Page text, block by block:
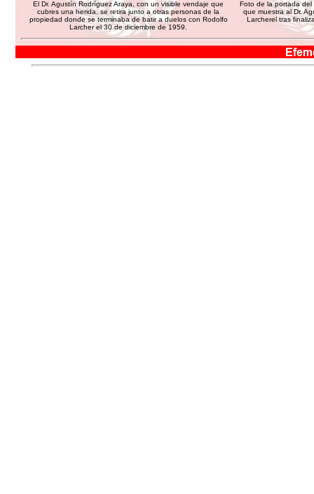
El Dr. Agustín Rodríguez Araya, con un visible vendaje que
cubres una herida, se retira junto a otras personas de la
propiedad donde se terminaba de batir a duelos con Rodolfo
Larcher el 30 de diciembre de 1959.
Foto de la portada
que muestra al Dr.
Larcherel tras